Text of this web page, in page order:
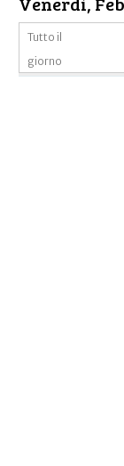
Tutto il
giorno